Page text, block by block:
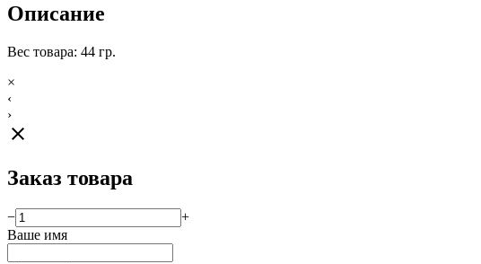
Описание
Вес товара: 44 гр.
×
‹
›
close
Заказ товара
−
+
Ваше имя